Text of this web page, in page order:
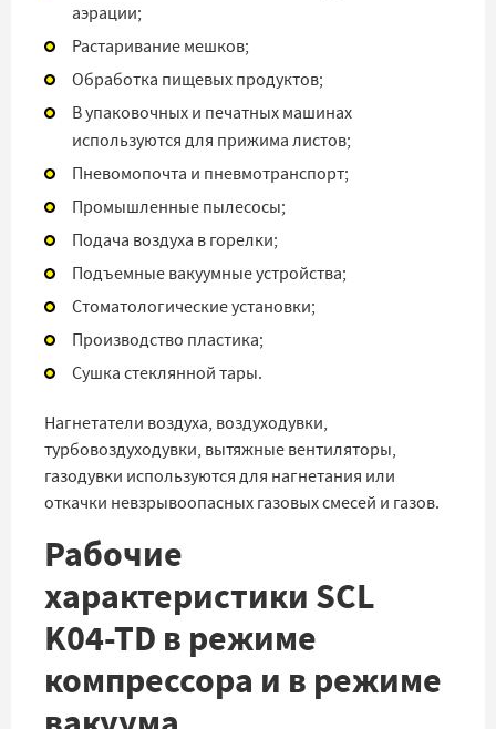
аэрации;
Растаривание мешков;
Обработка пищевых продуктов;
В упаковочных и печатных машинах
используются для прижима листов;
Пневомопочта и пневмотранспорт;
Промышленные пылесосы;
Подача воздуха в горелки;
Подъемные вакуумные устройства;
Стоматологические установки;
Производство пластика;
Сушка стеклянной тары.
Нагнетатели воздуха, воздуходувки,
турбовоздуходувки, вытяжные вентиляторы,
газодувки используются для нагнетания или
откачки невзрывоопасных газовых смесей и газов.
Рабочие
характеристики SCL
K04-TD в режиме
компрессора и в режиме